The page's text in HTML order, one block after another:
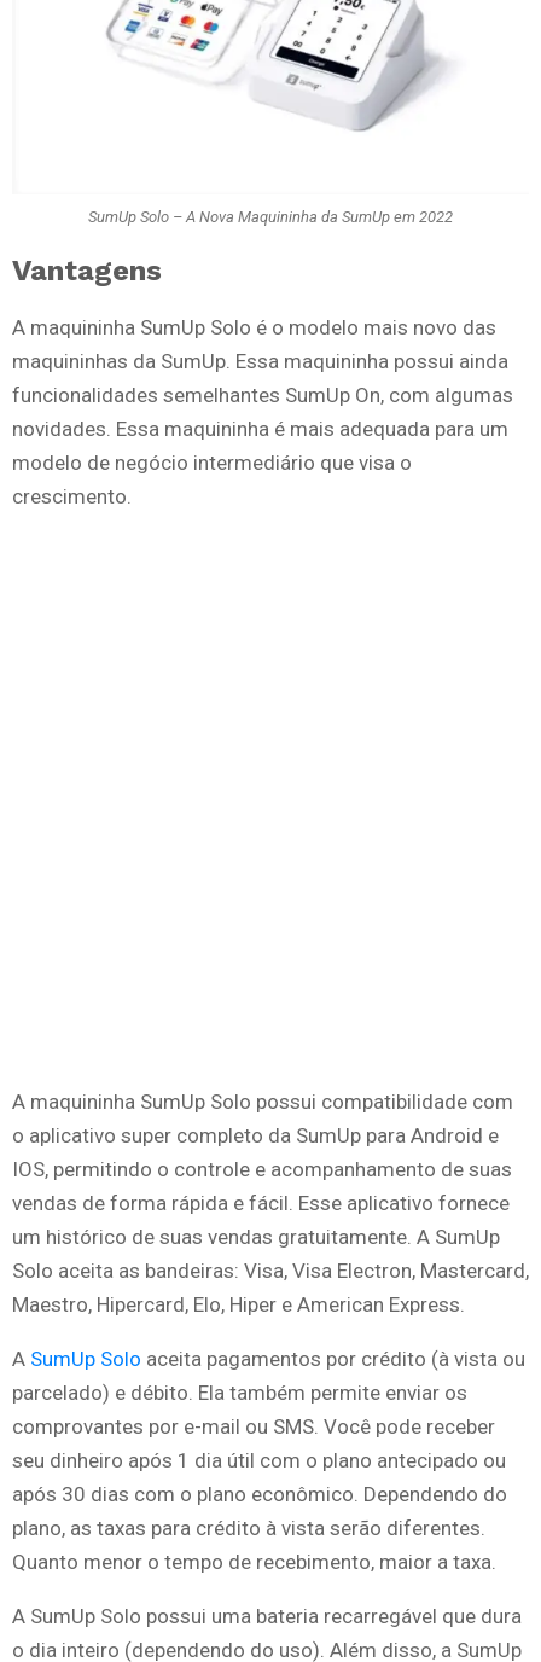
SumUp Solo – A Nova Maquininha da SumUp em 2022
Vantagens
A maquininha SumUp Solo é o modelo mais novo das
maquininhas da SumUp. Essa maquininha possui ainda
funcionalidades semelhantes SumUp On, com algumas
novidades. Essa maquininha é mais adequada para um
modelo de negócio intermediário que visa o
crescimento.
A maquininha SumUp Solo possui compatibilidade com
o aplicativo super completo da SumUp para Android e
IOS, permitindo o controle e acompanhamento de suas
vendas de forma rápida e fácil. Esse aplicativo fornece
um histórico de suas vendas gratuitamente. A SumUp
Solo aceita as bandeiras: Visa, Visa Electron, Mastercard,
Maestro, Hipercard, Elo, Hiper e American Express.
A SumUp Solo aceita pagamentos por crédito (à vista ou
parcelado) e débito. Ela também permite enviar os
comprovantes por e-mail ou SMS. Você pode receber
seu dinheiro após 1 dia útil com o plano antecipado ou
após 30 dias com o plano econômico. Dependendo do
plano, as taxas para crédito à vista serão diferentes.
Quanto menor o tempo de recebimento, maior a taxa.
A SumUp Solo possui uma bateria recarregável que dura
o dia inteiro (dependendo do uso). Além disso, a SumUp